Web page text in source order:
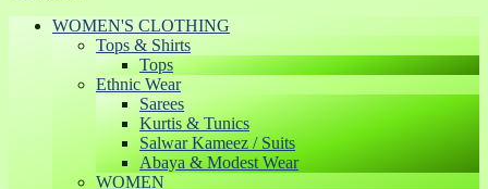
WOMEN'S CLOTHING
Tops & Shirts
Tops
Ethnic Wear
Sarees
Kurtis & Tunics
Salwar Kameez / Suits
Abaya & Modest Wear
WOMEN